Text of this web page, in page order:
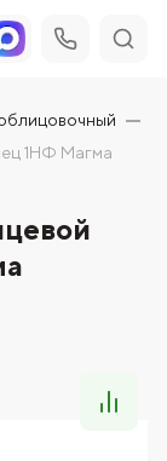
1НФ Магма